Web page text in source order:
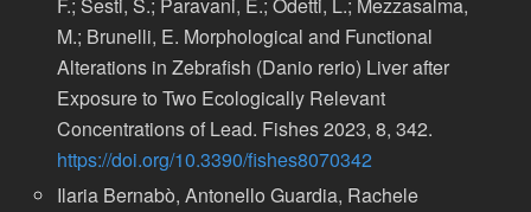
M.; Brunelli, E. Morphological and Functional
Alterations in Zebrafish (Danio rerio) Liver after
Exposure to Two Ecologically Relevant
Concentrations of Lead. Fishes 2023, 8, 342.
https://doi.org/10.3390/fishes8070342
Ilaria Bernabò, Antonello Guardia, Rachele